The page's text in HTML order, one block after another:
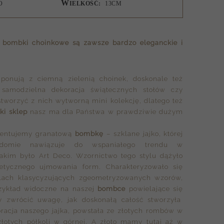
W IELKOŚĆ: 13CM
bombki choinkowe są zawsze bardzo eleganckie i
z ciemną zielenią choinek, doskonale też
dekoracja świątecznych stołów czy
z nich wytworną mini kolekcję, dlatego też
sklep nasz ma dla Państwa w prawdziwie dużym
granatową bombkę – szklane jajko, której
nawiązuje do wspaniałego trendu w
było Art Deco. Wzornictwo tego stylu dążyło
ujmowania form. Charakteryzowało się
klasycyzujących zgeometryzowanych wzorów,
widoczne na naszej
bombce powielające się
zwrócić uwagę, jak doskonałą całość stworzyła
naszego jajka, powstała ze złotych rombów w
półkoli w górnej. A złoto mamy tutaj aż w